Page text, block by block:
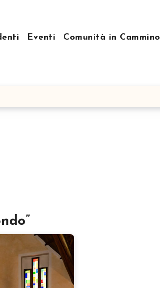
Eventi Comunità in Cammino